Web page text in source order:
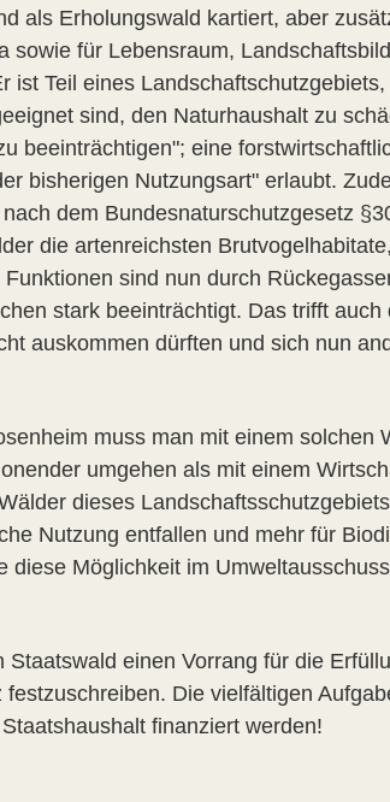
als Erholungswald kartiert, aber
sowie für Lebensraum,
ist Teil eines
sind, den Naturhaushalt zu
beeinträchtigen"; eine
bisherigen Nutzungsart" erlaubt.
dem Bundesnaturschutzgesetz
die artenreichsten
sind nun durch
stark beeinträchtigt. Das trifft
auskommen dürften und sich nun
muss man mit einem solchen
umgehen als mit einem
dieses
Nutzung entfallen und mehr für
diese Möglichkeit im
einen Vorrang für die
Die vielfältigen
finanziert werden!